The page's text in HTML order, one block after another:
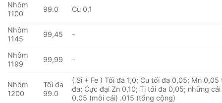
Nhôm
1100
99.0 Cu 0,1
Nhôm
1145
99,45 -
Nhôm
1199
99,99 -
Nhôm
1200
Tối đa
99.0
( Si + Fe ) Tối đa 1,0; Cu tối đa 0,05; Mn 0,05
đa; Cực đại Zn 0,10; Ti tối đa 0,05; những
0,05 (mỗi cái) .015 (tổng cộng)